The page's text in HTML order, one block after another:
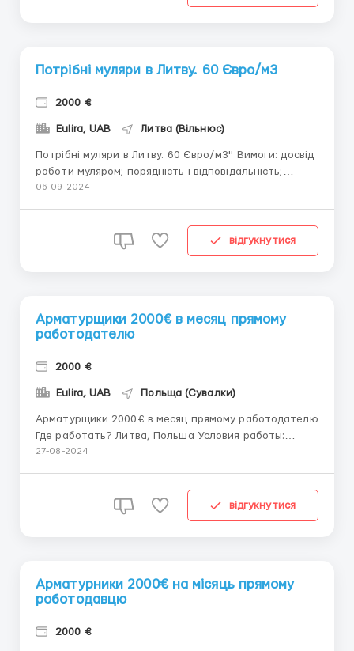
Потрібні муляри в Литву. 60 Євро/м3
2000 €
Eulira, UAB Литва (Вільнюс)
Потрібні муляри в Литву. 60 Євро/м3" Вимоги: досвід
роботи муляром; порядність і відповідальність;
відсутність шкідливих звичок. Умови праці: оплата
роботодавець. Телефо...
06-09-2024
відгукнутися
Арматурщики 2000€ в месяц прямому
работодателю
2000 €
Eulira, UAB Польща (Сувалки)
Арматурщики 2000€ в месяц прямому работодателю
Где работать? Литва, Польша Условия работы:
Трудоустройство официально! Ответственные, с
месяц Приветствуются бригады. Ви...
27-08-2024
відгукнутися
Арматурники 2000€ на місяць прямому
роботодавцю
2000 €